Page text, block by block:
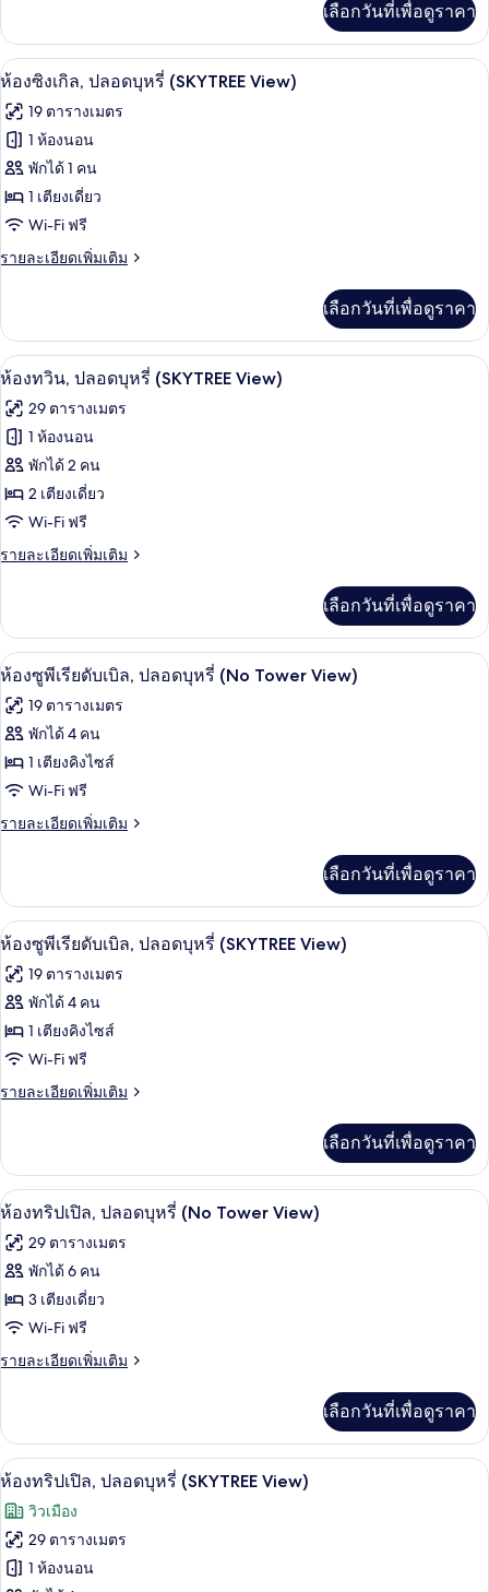
สี่
ท่าน,
ปลอด
บุหรี่
(SKYTREE
View)
เกี่ยว
กับ
ห้อง
สำหรับ
สี่
ท่าน,
ปลอด
บุหรี่
(SKYTREE
View)
เลือกวันที่เพื่อดูราคา
เปิด
ภาพถ่าย
ทั้งหมด
ของ
ห้อง
ซิงเกิล,
ปลอด
(SKYTREE
View)
ห้องซิงเกิล, ปลอดบุหรี่ (SKYTREE
3
ห้องซิงเกิล, ปลอดบุหรี่ (SKYTREE View)
19 ตารางเมตร
1 ห้องนอน
พักได้ 1 คน
1 เตียงเดี่ยว
Wi-Fi ฟรี
รายละเอียดเพิ่มเติม
ราย
เกี่ยว
กับ
ห้อง
ปลอด
บุหรี่
(SKYTREE
View)
เลือกวันที่เพื่อดูราคา
เปิด
ภาพถ่าย
ทั้งหมด
ของ
ห้อง
ทวิน,
ปลอด
(SKYTREE
View)
ห้องทวิน, ปลอดบุหรี่ (SKYTREE
4
ห้องทวิน, ปลอดบุหรี่ (SKYTREE View)
29 ตารางเมตร
1 ห้องนอน
พักได้ 2 คน
2 เตียงเดี่ยว
Wi-Fi ฟรี
รายละเอียดเพิ่มเติม
ราย
เกี่ยว
กับ
ห้อง
น,
ปลอด
(SKYTREE
View)
เลือกวันที่เพื่อดูราคา
เปิด
ภาพถ่าย
ทั้งหมด
ของ
ห้อง
ซู
เรียดั
บเบิล,
ปลอด
บุหรี่
(No
Tower
View)
ห้องซูพีเรียดับเบิล, ปลอดบุหรี่ (No
7
ห้องซูพีเรียดับเบิล, ปลอดบุหรี่ (No Tower View)
19 ตารางเมตร
พักได้ 4 คน
1 เตียงคิงไซส์
Wi-Fi ฟรี
รายละเอียดเพิ่มเติม
ราย
เกี่ยว
กับ
ห้อง
พี
เรียดั
ปลอด
บุหรี่
Tower
เลือกวันที่เพื่อดูราคา
เปิด
ภาพถ่าย
ทั้งหมด
ของ
ห้อง
ซู
เรียดั
บเบิล,
ปลอด
บุหรี่
(SKYTREE
View)
ห้องซูพีเรียดับเบิล, ปลอดบุหรี่
4
ห้องซูพีเรียดับเบิล, ปลอดบุหรี่ (SKYTREE View)
19 ตารางเมตร
พักได้ 4 คน
1 เตียงคิงไซส์
Wi-Fi ฟรี
รายละเอียดเพิ่มเติม
ราย
เกี่ยว
กับ
ห้อง
พี
เรียดั
ปลอด
บุหรี่
View)
เลือกวันที่เพื่อดูราคา
เปิด
ภาพถ่าย
ทั้งหมด
ของ
ห้อง
ทริปเปิล,
บุหรี่
(No
Tower
View)
ห้องทริปเปิล, ปลอดบุหรี่ (No Tower
3
ห้องทริปเปิล, ปลอดบุหรี่ (No Tower View)
29 ตารางเมตร
พักได้ 6 คน
3 เตียงเดี่ยว
Wi-Fi ฟรี
รายละเอียดเพิ่มเติม
ราย
เกี่ยว
กับ
ห้อง
ปลอด
บุหรี่
(No
Tower
เลือกวันที่เพื่อดูราคา
เปิด
ภาพถ่าย
ทั้งหมด
ของ
เครื่องนอนระดับพรีเมียม, ตู้นิรภัยในห้
2
ห้องทริปเปิล, ปลอดบุหรี่ (SKYTREE View)
วิวเมือง
29 ตารางเมตร
1 ห้องนอน